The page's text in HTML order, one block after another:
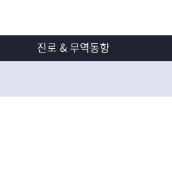
진로 & 무역동향
무역동향